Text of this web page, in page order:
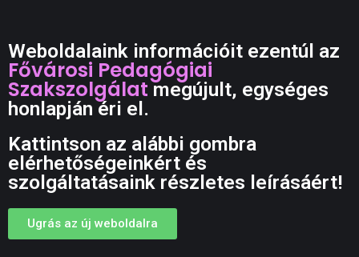
Weboldalaink információit ezentúl az
Fővárosi Pedagógiai
Szakszolgálatmegújult, egységes
honlapján éri el.
Kattintson az alábbi gombra
elérhetőségeinkért és
szolgáltatásaink részletes leírásáért!
Ugrás az új weboldalra